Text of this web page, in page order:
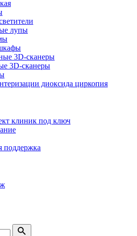
лупы
3D-сканеры
3D-сканеры
диоксида циркопия
клиник под ключ
поддержка